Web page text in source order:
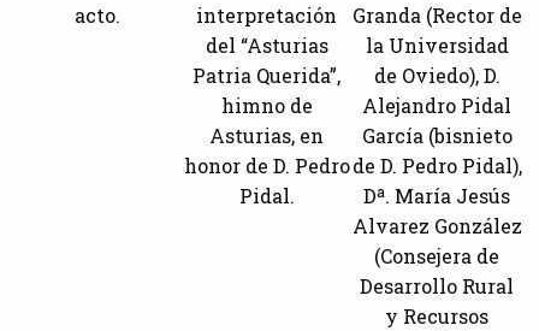
acto.
interpretación
del “Asturias
Patria Querida”,
himno de
Asturias, en
honor de D. Pedro
Pidal.
Granda (Rector de
la Universidad
de Oviedo), D.
Alejandro Pidal
García (bisnieto
de D. Pedro Pidal),
Dª. María Jesús
Alvarez González
(Consejera de
Desarrollo Rural
y Recursos